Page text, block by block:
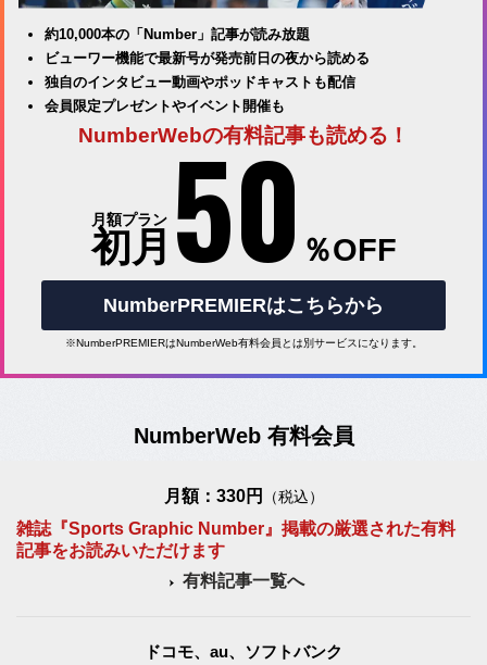
約10,000本の「Number」記事が読み放題
ビューワー機能で最新号が発売前日の夜から読める
独自のインタビュー動画やポッドキャストも配信
会員限定プレゼントやイベント開催も
NumberWebの有料記事も読める！
月額プラン
初月 50 ％OFF
NumberPREMIERはこちらから
※NumberPREMIERはNumberWeb有料会員とは別サービスになります。
NumberWeb 有料会員
月額：330円 （税込）
雑誌『Sports Graphic Number』掲載の厳選された有料
記事をお読みいただけます
有料記事一覧へ
ドコモ、au、ソフトバンク